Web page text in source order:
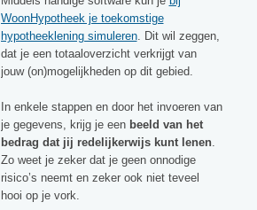
WoonHypotheek je toekomstige
hypotheeklening simuleren. Dit wil zeggen,
dat je een totaaloverzicht verkrijgt van
jouw (on)mogelijkheden op dit gebied.
In enkele stappen en door het invoeren van
je gegevens, krijg je een beeld van het
bedrag dat jij redelijkerwijs kunt lenen.
Zo weet je zeker dat je geen onnodige
risico’s neemt en zeker ook niet teveel
hooi op je vork.